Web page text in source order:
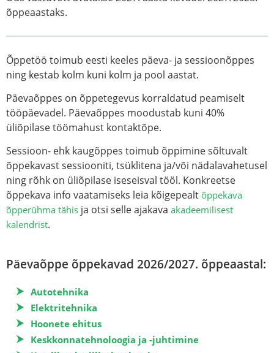
õppeaastaks.
Õppetöö toimub eesti keeles päeva- ja sessioonõppes
ning kestab kolm kuni kolm ja pool aastat.
Päevaõppes on õppetegevus korraldatud peamiselt
tööpäevadel. Päevaõppes moodustab kuni 40%
üliõpilase töömahust kontaktõpe.
Sessioon- ehk kaugõppes toimub õppimine sõltuvalt
õppekavast sessiooniti, tsüklitena ja/või nädalavahetusel
ning rõhk on üliõpilase iseseisval tööl. Konkreetse
õppekava info vaatamiseks leia kõigepealt õppekava
õpperühma tähis ja otsi selle ajakava akadeemilisest
kalendrist.
Päevaõppe õppekavad 2026/2027. õppeaastal:
Autotehnika
Elektritehnika
Hoonete ehitus
Keskkonnatehnoloogia ja -juhtimine